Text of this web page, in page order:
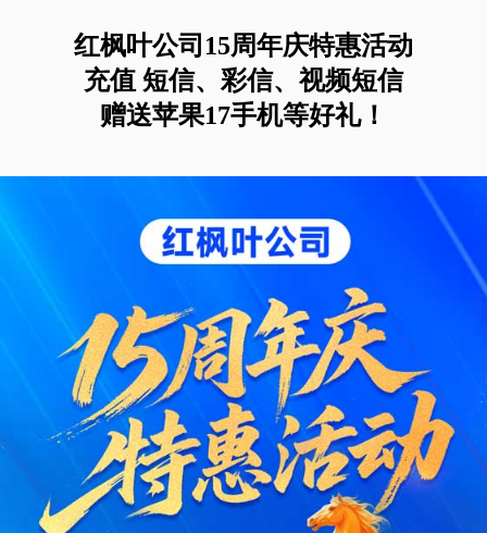
红枫叶公司15周年庆特惠活动
充值 短信、彩信、视频短信
赠送苹果17手机等好礼！